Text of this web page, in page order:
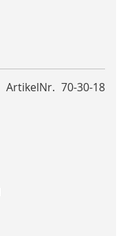
ArtikelNr. 70-30-18